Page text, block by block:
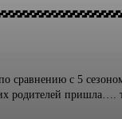
сравнению с 5
родителей пришла….